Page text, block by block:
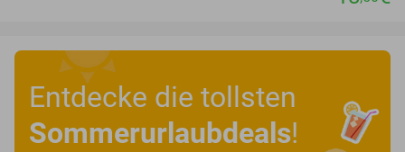
Entdecke die tollsten
Sommerurlaubdeals!